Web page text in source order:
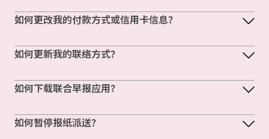
如何更改我的付款方式或信用卡信息？
如何更新我的联络方式？
如何下载联合早报应用？
如何暂停报纸派送？